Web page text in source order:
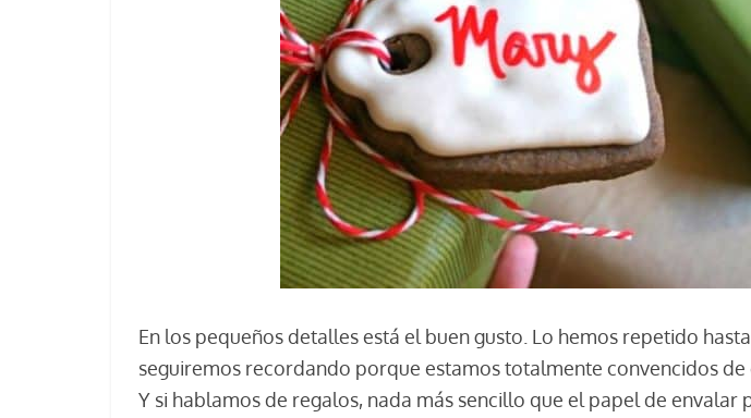
En los pequeños detalles está el buen gusto. Lo hemos repetido
seguiremos recordando porque estamos totalmente convencidos de
Y si hablamos de regalos, nada más sencillo que el papel de envalar